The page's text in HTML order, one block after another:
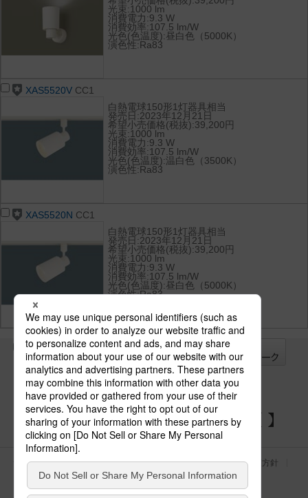
光束:1000 lm
消費電力:9.3 W
消費効率:107.5 lm/W
光色(色温度):昼白色（5000K）
演色性:Ra83
XAS5520V CC1
白熱電球150形1灯器具相当
発売日:2023年12月21日
希望小売価格(税抜):39,200円
光束:1000 lm
消費電力:9.3 W
消費効率:107.5 lm/W
光色(色温度):温白色（3500K）
演色性:Ra83
XAS5520N CC1
白熱電球150形1灯器具相当
発売日:2023年12月21日
希望小売価格(税抜):39,200円
光束:1000 lm
消費電力:9.3 W
消費効率:107.5 lm/W
光色(色温度):昼白色（5000K）
演色性:Ra83
全て
チェック
チェック
した器具を
パナソニックの電気設備 SNSアカウント
サイトのご利用にあたって クッキーポリシー
個人情報保護方針
パナソニック ホールディングス